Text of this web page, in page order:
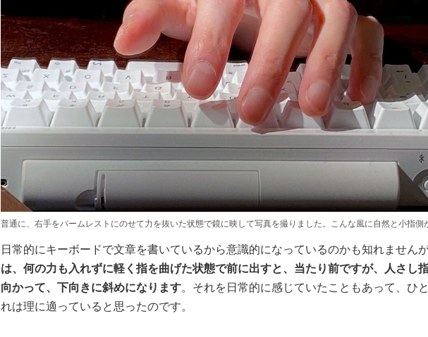
普通に、右手をパームレストにのせて力を抜いた状態で鏡に映して写真を撮りました。こんな風に自然と小指側
日常的にキーボードで文章を書いているから意識的になっているのかも知れませんが
は、何の力も入れずに軽く指を曲げた状態で前に出すと、当たり前ですが、人さし
向かって、下向きに斜めになります。それを日常的に感じていたこともあって、ひ
れは理に適っていると思ったのです。